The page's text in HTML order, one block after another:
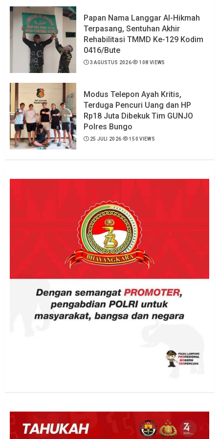
Papan Nama Langgar Al-Hikmah
Terpasang, Sentuhan Akhir
Rehabilitasi TMMD Ke-129 Kodim
0416/Bute
3 AGUSTUS 2026 108 VIEWS
Modus Telepon Ayah Kritis,
Terduga Pencuri Uang dan HP
Rp18 Juta Dibekuk Tim GUNJO
Polres Bungo
25 JULI 2026 150 VIEWS